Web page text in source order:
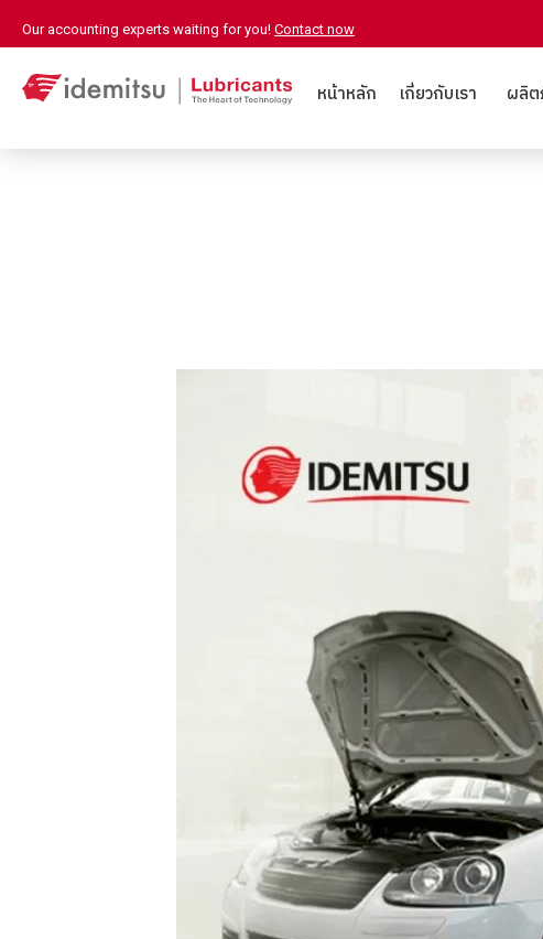
Our accounting experts waiting for you! Contact now
หน้าหลัก เกี่ยวกับเรา ผลิ